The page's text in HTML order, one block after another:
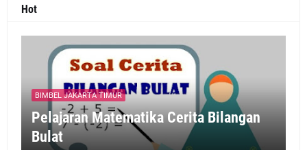
Hot
BIMBEL JAKARTA TIMUR
Pelajaran Matematika Cerita Bilangan
Bulat